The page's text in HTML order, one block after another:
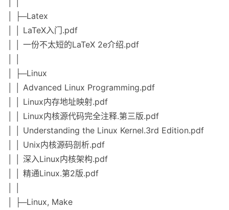
│ ├─Latex
│ │ LaTeX入门.pdf
│ │ 一份不太短的LaTeX 2e介绍.pdf
│ ├─Linux
│ │ Advanced Linux Programming.pdf
│ │ Linux内存地址映射.pdf
│ │ Linux内核源代码完全注释.第三版.pdf
│ │ Understanding the Linux Kernel.3rd Edition.pdf
│ │ Unix内核源码剖析.pdf
│ │ 深入Linux内核架构.pdf
│ │ 精通Linux.第2版.pdf
│ ├─Linux, Make